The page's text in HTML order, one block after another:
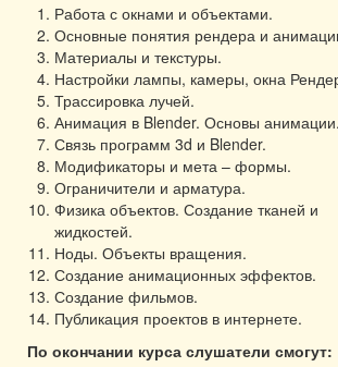
Работа с окнами и объектами.
Основные понятия рендера и
Материалы и текстуры.
Настройки лампы, камеры, окна
Трассировка лучей.
Анимация в Blender. Основы анимации.
Связь программ 3d и Blender.
Модификаторы и мета – формы.
Ограничители и арматура.
Физика объектов. Создание тканей и
жидкостей.
Ноды. Объекты вращения.
Создание анимационных эффектов.
Создание фильмов.
Публикация проектов в интернете.
По окончании курса слушатели смогут: